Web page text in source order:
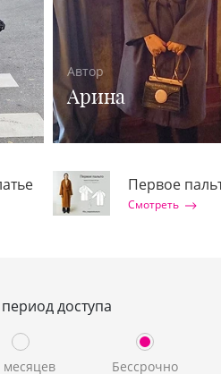
Автор
Арина
Первое
Смотреть
доступа
месяцев Бессрочно